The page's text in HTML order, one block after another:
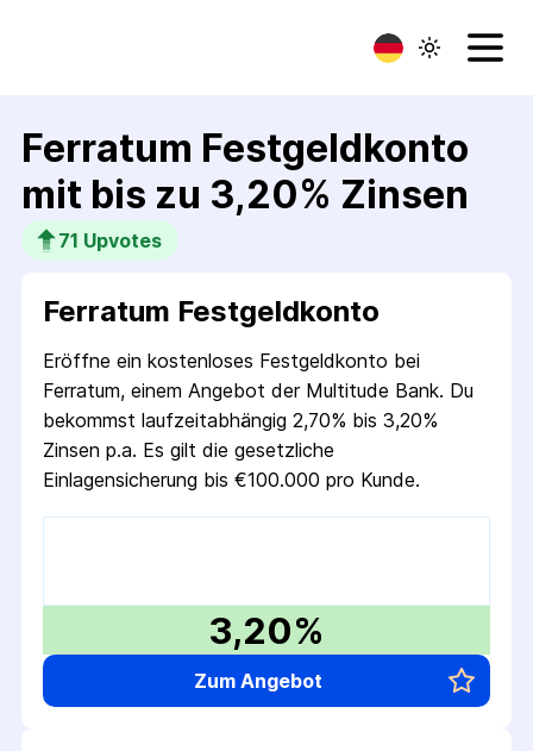
Ferratum Festgeldkonto
mit bis zu 3,20% Zinsen
71 Upvotes
Ferratum Festgeld­konto
Eröffne ein kosten­loses Festgeld­konto bei
Ferratum, einem Angebot der Multitude Bank. Du
bekommst laufzeitabhängig 2,70% bis 3,20%
Zinsen p.a. Es gilt die gesetzliche
Einlagensicherung bis €100.000 pro Kunde.
3,20%
Zum Angebot